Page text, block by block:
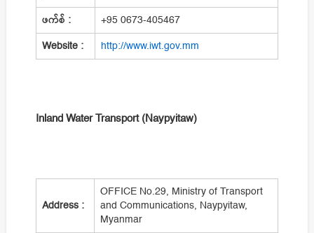
ဖက်စ် : +95 0673-405467
Website : http://www.iwt.gov.mm
Inland Water Transport (Naypyitaw)
Address :
OFFICE No.29, Ministry of Transport
and Communications, Naypyitaw,
Myanmar